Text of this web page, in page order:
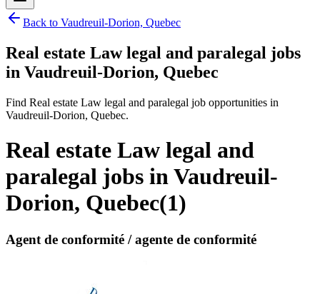
Back to Vaudreuil-Dorion, Quebec
Real estate Law legal and paralegal jobs
in Vaudreuil-Dorion, Quebec
Find Real estate Law legal and paralegal job opportunities in
Vaudreuil-Dorion, Quebec.
Real estate Law legal and
paralegal jobs in Vaudreuil-
Dorion, Quebec(1)
Agent de conformité / agente de conformité